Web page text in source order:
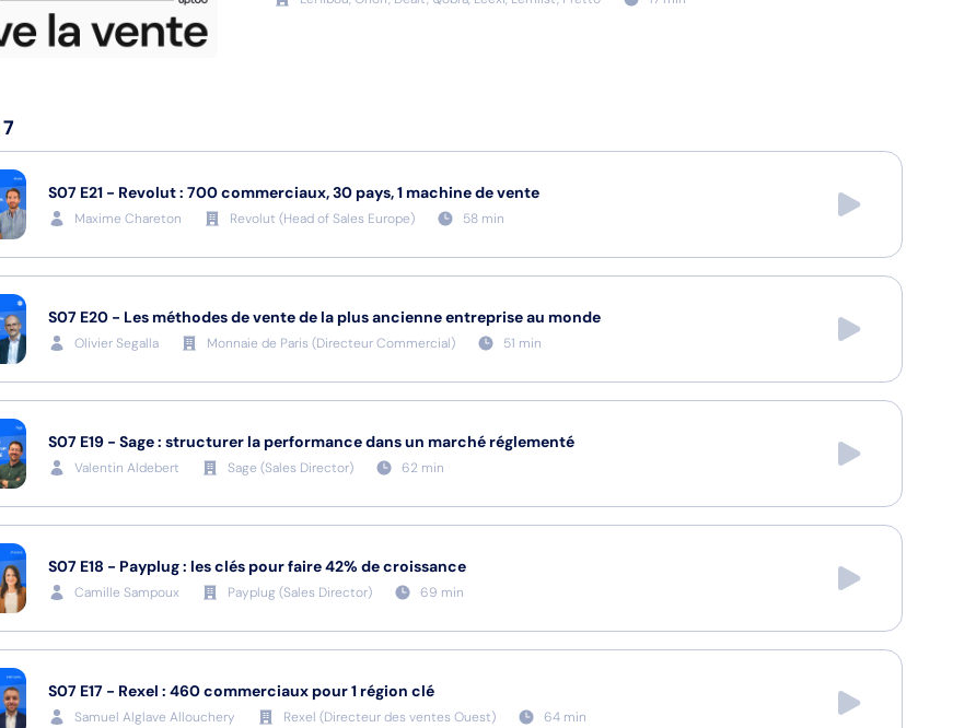
7
S07 E21 - Revolut : 700 commerciaux, 30 pays, 1 machine de vente
Maxime Chareton Revolut (Head of Sales Europe) 58 min
S07 E20 - Les méthodes de vente de la plus ancienne entreprise au monde
Olivier Segalla Monnaie de Paris(Directeur Commercial) 51 min
S07 E19 - Sage : structurer la performance dans un marché réglementé
Valentin Aldebert Sage (Sales Director) 62 min
S07 E18 - Payplug : les clés pour faire 42% de croissance
Camille Sampoux Payplug (Sales Director) 69 min
S07 E17 - Rexel : 460 commerciaux pour 1 région clé
Samuel Alglave Allouchery Rexel (Directeur des ventes Ouest) 64 min